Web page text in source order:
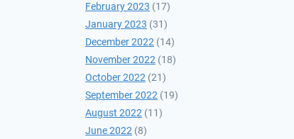
February 2023 (17)
January 2023 (31)
December 2022 (14)
November 2022 (18)
October 2022 (21)
September 2022 (19)
August 2022 (11)
June 2022 (8)